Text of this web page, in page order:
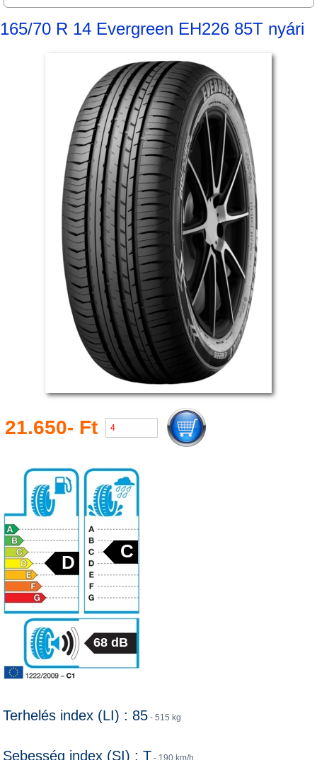
165/70 R 14 Evergreen EH226 85T nyári
21.650- Ft
D
C
68 dB
Terhelés index (LI) : 85 - 515 kg
Sebesség index (SI) : T - 190 km/h